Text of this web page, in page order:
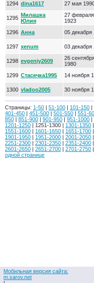
1294 dina1617 27 мая
1295 Милашка
Юлия
27 февраля
1923
1296 Анна 05 декабря
1297 xenum 03 декабря
1298 evgeniy2609
26
1980
1299 Стасечка1995 14 ноября
1300 vladoo2005 30 ноября
Страницы: 1-50 | 51-100 | 101-150 |
401-450 | 451-500 | 501-550 | 551-
850 | 851-900 | 901-950 | 951-1000 |
1201-1250 | 1251-1300 | 1301-1350 |
1551-1600 | 1601-1650 | 1651-1700 |
1901-1950 | 1951-2000 | 2001-2050 |
2251-2300 | 2301-2350 | 2351-2400 |
2601-2650 | 2651-2700 | 2701-2750 |
одной странице
Мобильная версия сайта:
m.sarov.net